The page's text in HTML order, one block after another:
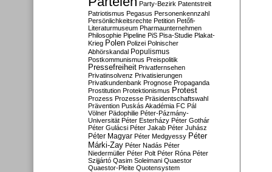
Party-Bezirk Patentstreit
Patriotismus Pegasus Personenkennzahl
Persönlichkeitsrechte Petition Petőfi-
Literaturmuseum Pharmaunternehmen
Philosophie Pipeline PiS Pisa-Studie Plakat-
Krieg Polen Polizei Polnischer
Abhörskandal Populismus
Postkommunismus Preispolitik
Pressefreiheit Privatfernsehen
Privatinsolvenz Privatisierungen
Privatkundenbank Prognose Propaganda
Prostitution Protektionismus Protest
Prozess Prozesse Präsidentschaftswahl
Prävention Puskás Akadémia FC Pál
Völner Pädophilie Péter-Pázmány-
Universität Péter Esterházy Péter Gothár
Péter Gulácsi Péter Jakab Péter Juhász
Péter Magyar Péter Medgyessy Péter
Márki-Zay Péter Nadás Péter
Niedermüller Péter Polt Péter Róna Péter
Szijjártó Qasim Soleimani Quaestor
Quaestor-Pleite Quotensystem